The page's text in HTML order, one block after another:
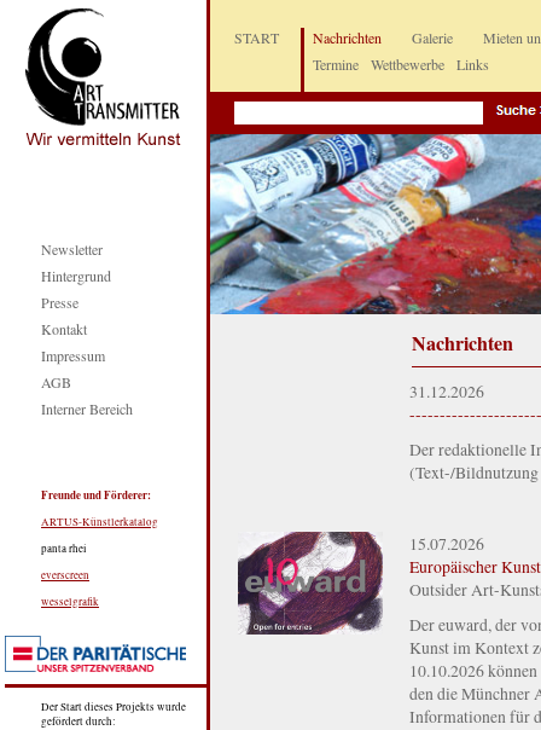
Newsletter
Hintergrund
Presse
Kontakt
Impressum
AGB
Interner Bereich
Freunde und Förderer:
ARTUS-Künstlerkatalog
panta rhei
everscreen
wesselgrafik
Der Start dieses Projekts wurde
gefördert durch:
START
Nachrichten
Termine
Wettbewerbe Links
Galerie Mieten
Nachrichten
31.12.2026
Der redaktionelle
(Text-/
15.07.2026
Europäischer
Outsider Art-
Der euward, der
Kunst im Kontext
10.10.2026
den die Münchner
Informationen für